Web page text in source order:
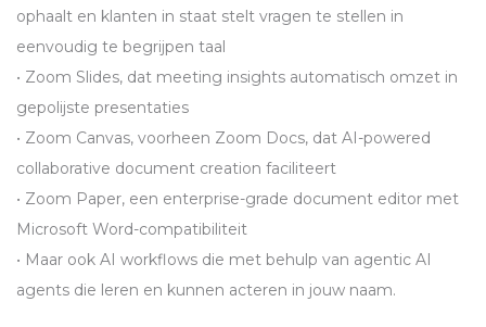
ophaalt en klanten in staat stelt vragen te stellen in
eenvoudig te begrijpen taal
• Zoom Slides, dat meeting insights automatisch omzet in
gepolijste presentaties
• Zoom Canvas, voorheen Zoom Docs, dat AI-powered
collaborative document creation faciliteert
• Zoom Paper, een enterprise-grade document editor met
Microsoft Word-compatibiliteit
• Maar ook AI workflows die met behulp van agentic AI
agents die leren en kunnen acteren in jouw naam.